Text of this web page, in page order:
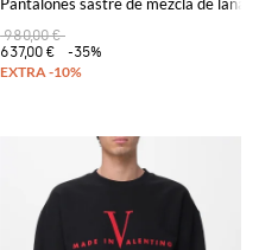
980,00 €
637,00 €
-35%